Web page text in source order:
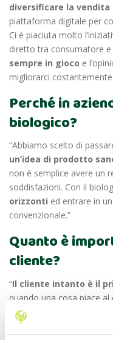
diversificare la
piattaforma digitale per
Ci è piaciuta molto
diretto tra consumatore
sempre in gioco e
migliorarci
Perché in
biologico?
“Abbiamo scelto di
un’idea di prodotto
non è semplice avere un
soddisfazioni. Con il
orizzonti ed entrare in
convenzionale.”
Quanto è
cliente?
“Il cliente intanto è il
quando una cosa piace
di te, ti fa pubblicità. Le
anche per offrire una